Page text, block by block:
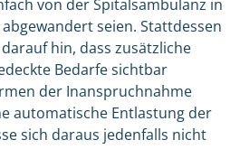
von der Spitalsambulanz in
seien. Stattdessen
hin, dass zusätzliche
Bedarfe sichtbar
der Inanspruchnahme
automatische Entlastung der
sich daraus jedenfalls nicht